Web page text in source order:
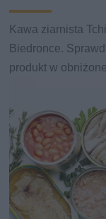
Kawa ziarnista
Biedronce.
produkt w